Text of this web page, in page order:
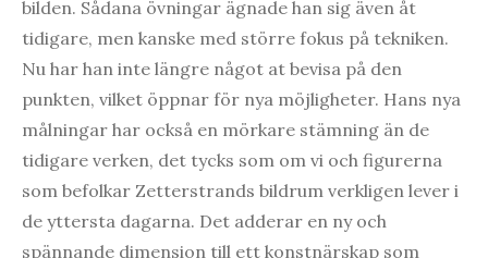
bilden. Sådana övningar ägnade han sig även åt
tidigare, men kanske med större fokus på tekniken.
Nu har han inte längre något at bevisa på den
punkten, vilket öppnar för nya möjligheter. Hans nya
målningar har också en mörkare stämning än de
tidigare verken, det tycks som om vi och figurerna
som befolkar Zetterstrands bildrum verkligen lever i
de yttersta dagarna. Det adderar en ny och
spännande dimension till ett konstnärskap som